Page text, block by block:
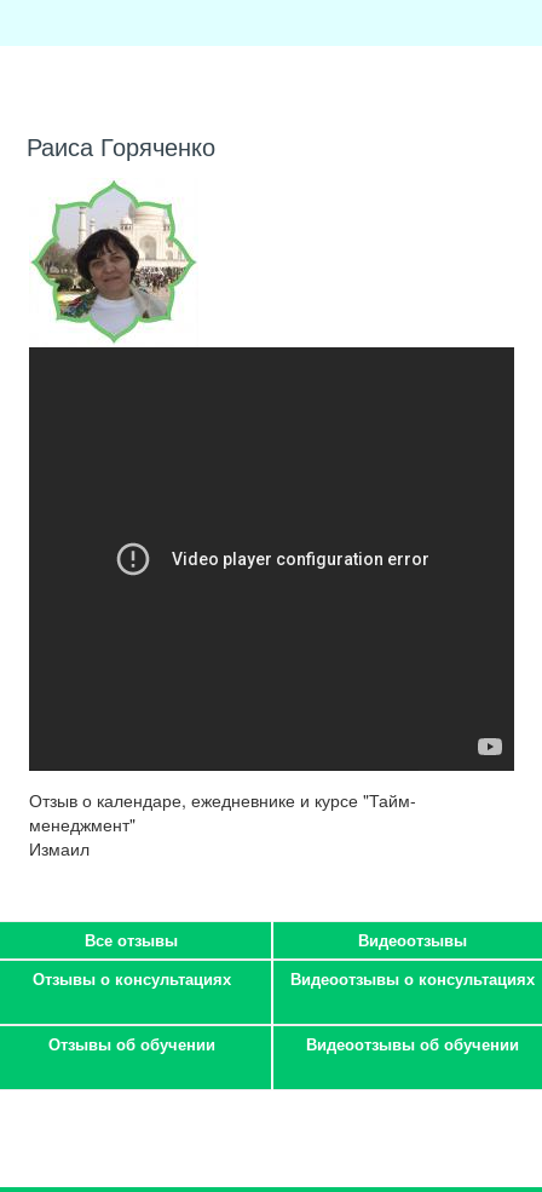
Раиса Горяченко
Отзыв о календаре, ежедневнике и курсе "Тайм-
менеджмент"
Измаил
Все отзывы
Видеоотзывы
Отзывы о консультациях
Видеоотзывы о консультациях
Отзывы об обучении Видеоотзывы об обучении